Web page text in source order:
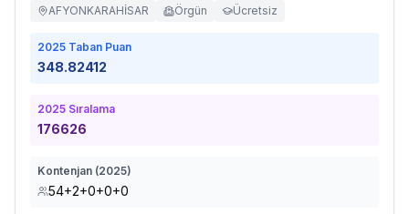
AFYONKARAHİSAR Örgün Ücretsiz
2025 Taban Puan
348.82412
2025 Sıralama
176626
Kontenjan (2025)
54+2+0+0+0